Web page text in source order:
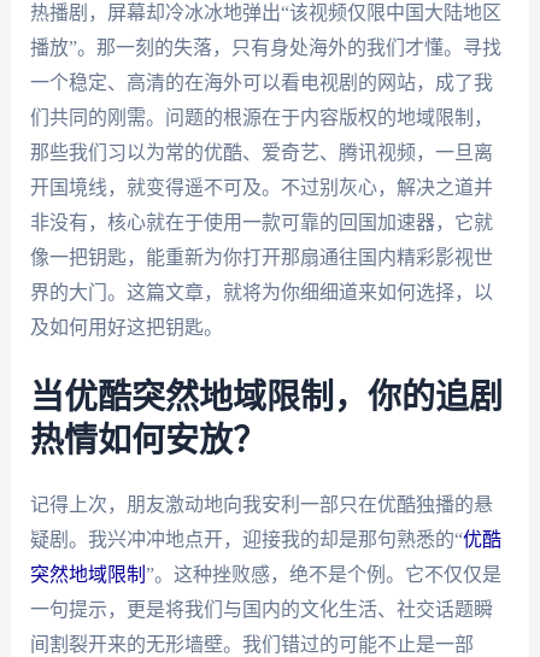
热播剧，屏幕却冷冰冰地弹出“该视频仅限中国大陆地区
播放”。那一刻的失落，只有身处海外的我们才懂。寻找
一个稳定、高清的在海外可以看电视剧的网站，成了我
们共同的刚需。问题的根源在于内容版权的地域限制，
那些我们习以为常的优酷、爱奇艺、腾讯视频，一旦离
开国境线，就变得遥不可及。不过别灰心，解决之道并
非没有，核心就在于使用一款可靠的回国加速器，它就
像一把钥匙，能重新为你打开那扇通往国内精彩影视世
界的大门。这篇文章，就将为你细细道来如何选择，以
及如何用好这把钥匙。
当优酷突然地域限制，你的追剧
热情如何安放？
记得上次，朋友激动地向我安利一部只在优酷独播的悬
疑剧。我兴冲冲地点开，迎接我的却是那句熟悉的“优酷
突然地域限制 ”。这种挫败感，绝不是个例。它不仅仅是
一句提示，更是将我们与国内的文化生活、社交话题瞬
间割裂开来的无形墙壁。我们错过的可能不止是一部